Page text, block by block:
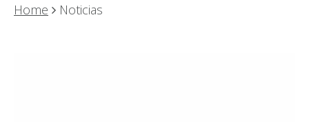
Home Noticias